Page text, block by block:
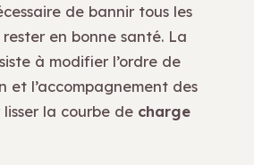
de bannir tous les
en bonne santé. La
à modifier l’ordre de
et l’accompagnement des
la courbe de charge